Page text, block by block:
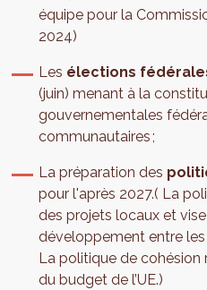
équipe pour la
2024)
Les élections
(juin) menant à la
gouvernementales
communautaires ;
La préparation des
pour l'après 2027.( La
des projets locaux et
développement entre les
La politique de cohésion
du budget de l’UE.)